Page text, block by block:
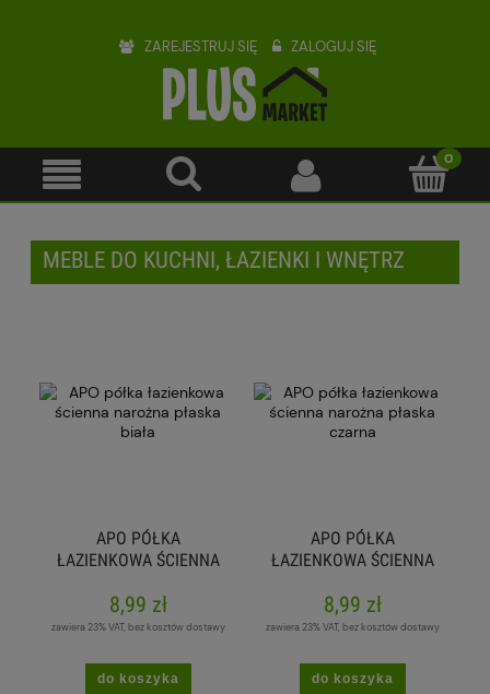
ZAREJESTRUJ SIĘ ZALOGUJ SIĘ
MEBLE DO KUCHNI, ŁAZIENKI I WNĘTRZ
APO PÓŁKA
ŁAZIENKOWA ŚCIENNA
BIAŁA
8,99 zł
zawiera 23% VAT, bez kosztów dostawy
do koszyka
APO PÓŁKA
ŁAZIENKOWA ŚCIENNA
CZARNA
8,99 zł
zawiera 23% VAT, bez kosztów dostawy
do koszyka